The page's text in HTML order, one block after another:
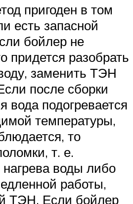
пригоден в том
есть запасной
бойлер не
придется разобрать
заменить ТЭН
после сборки
вода подогревается
температуры,
то
т. е.
нагрева воды либо
работы,
ТЭН. Если бойлер